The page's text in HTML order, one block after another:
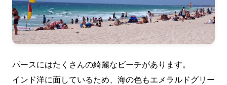
パースにはたくさんの綺麗なビーチがあります。
インド洋に面しているため、海の色もエメラルドグリー